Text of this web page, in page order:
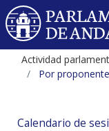
Actividad
Por proponente
Calendario de